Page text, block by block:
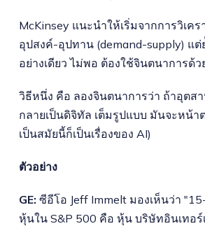
McKinsey แนะนำให้เริ่มจากการวิเค
อุปสงค์-อุปทาน (demand-supply) แต่
อย่างเดียว ไม่พอ ต้องใช้จินตนาการด้ว
วิธีหนึ่ง คือ ลองจินตนาการว่า ถ้าอุตส
กลายเป็นดิจิทัล เต็มรูปแบบ มันจะหน้า
เป็นสมัยนี้ก็เป็นเรื่องของ AI)
ตัวอย่าง
GE: ซีอีโอ Jeff Immelt มองเห็นว่า
หุ้นใน S&P 500 คือ หุ้น บริษัทอินเทอร์